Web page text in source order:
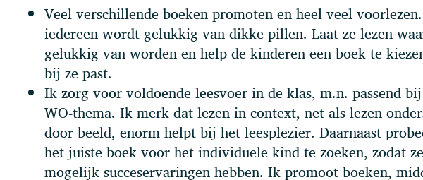
Veel verschillende boeken promoten en heel veel
iedereen wordt gelukkig van dikke pillen. Laat ze lezen
gelukkig van worden en help de kinderen een boek te
bij ze past.
Ik zorg voor voldoende leesvoer in de klas, m.n. passend
WO-thema. Ik merk dat lezen in context, net als lezen
door beeld, enorm helpt bij het leesplezier. Daarnaast
het juiste boek voor het individuele kind te zoeken, zodat
mogelijk succeservaringen hebben. Ik promoot boeken,